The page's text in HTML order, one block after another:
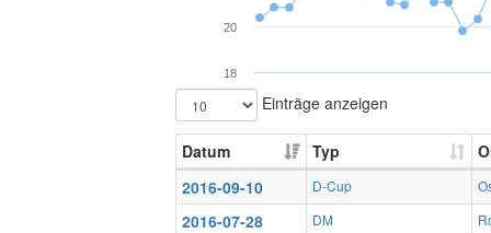
18
20
Einträge anzeigen
Datum Typ
2016-09-10
D-Cup
2016-07-28 DM